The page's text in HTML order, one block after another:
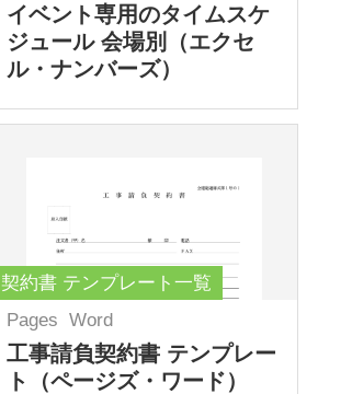
イベント専用のタイムスケ
ジュール 会場別（エクセ
ル・ナンバーズ）
契約書 テンプレート一覧
Pages Word
工事請負契約書 テンプレー
ト（ページズ・ワード）